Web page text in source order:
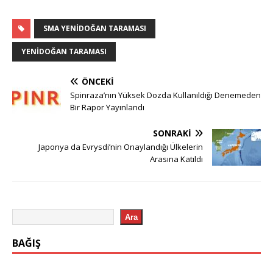
SMA YENIDOĞAN TARAMASI
YENIDOĞAN TARAMASI
ÖNCEKI
Spinraza’nın Yüksek Dozda Kullanıldığı Denemeden
Bir Rapor Yayınlandı
SONRAKI
Japonya da Evrysdi’nin Onaylandığı Ülkelerin
Arasına Katıldı
Ara
BAĞIŞ